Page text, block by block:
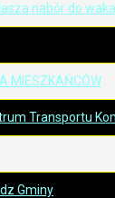
nabór do
MIESZKAŃCÓW
Transportu
Gminy